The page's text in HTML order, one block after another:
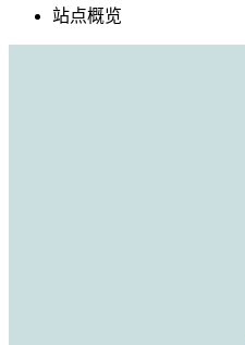
站点概览